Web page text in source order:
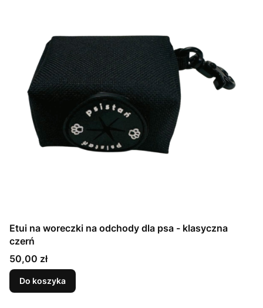
Etui na woreczki na odchody dla psa - klasyczna
czerń
Cena
50,00 zł
Do koszyka